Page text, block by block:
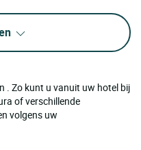
. Zo kunt u vanuit uw hotel bij
of verschillende
volgens uw